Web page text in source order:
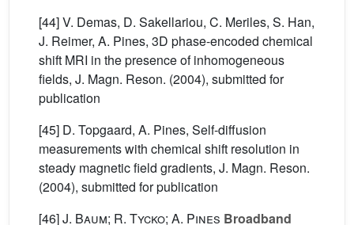
[44] V. Demas, D. Sakellariou, C. Meriles, S. Han,
J. Reimer, A. Pines, 3D phase-encoded chemical
shift MRI in the presence of inhomogeneous
fields, J. Magn. Reson. (2004), submitted for
publication
[45] D. Topgaard, A. Pines, Self-diffusion
measurements with chemical shift resolution in
steady magnetic field gradients, J. Magn. Reson.
(2004), submitted for publication
[46]J. Baum; R. Tycko; A. Pines Broadband